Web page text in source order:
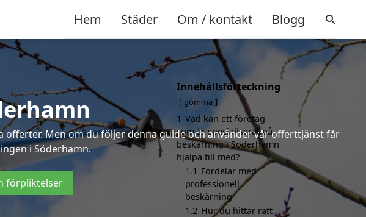
Hem Städer Om / kontakt Blogg
Men om du följer denna guide och använder vår offerttjänst får
i Söderhamn.
förpliktelser
Innehållsförteckning
gömma
1 Vad kan ett företag
som är specialiserat på
beskärning i Söderhamn
hjälpa till med?
1.1 Fördelar med
professionell
beskärning
1.2 Hur du hittar rätt